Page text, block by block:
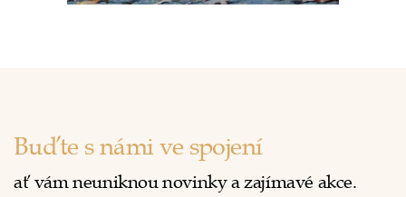
Buďte s námi ve spojení
ať vám neuniknou novinky a zajímavé akce.